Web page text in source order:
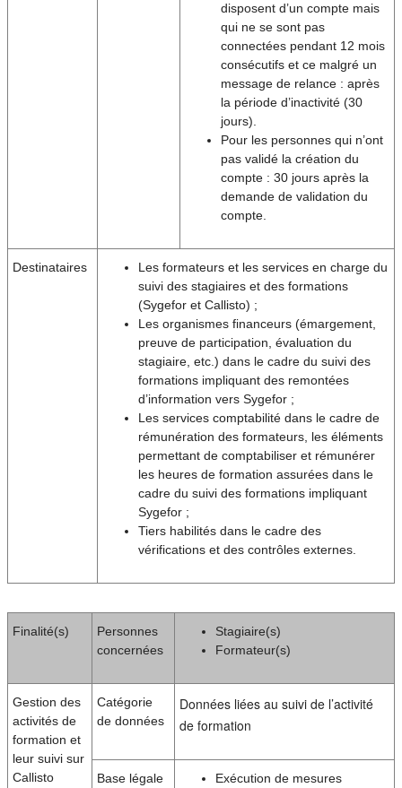
disposent d’un compte mais
qui ne se sont pas
connectées pendant 12 mois
consécutifs et ce malgré un
message de relance : après
la période d’inactivité (30
jours).
Pour les personnes qui n’ont
pas validé la création du
compte : 30 jours après la
demande de validation du
compte.
Destinataires
Les formateurs et les services en charge du
suivi des stagiaires et des formations
(Sygefor et Callisto) ;
Les organismes financeurs (émargement,
preuve de participation, évaluation du
stagiaire, etc.) dans le cadre du suivi des
formations impliquant des remontées
d’information vers Sygefor ;
Les services comptabilité dans le cadre de
rémunération des formateurs, les éléments
permettant de comptabiliser et rémunérer
les heures de formation assurées dans le
cadre du suivi des formations impliquant
Sygefor ;
Tiers habilités dans le cadre des
vérifications et des contrôles externes.
Finalité(s)
Personnes
concernées
Stagiaire(s)
Formateur(s)
Gestion des
activités de
formation et
leur suivi sur
Callisto
Catégorie
de données
Données liées au suivi de l’activité
de formation
Base légale
Exécution de mesures